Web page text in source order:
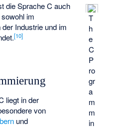
T
h
e
C
P
ro
gr
a
m
m
in
die Sprache C auch
im
Industrie und im
[10]
liegt in der
von
und